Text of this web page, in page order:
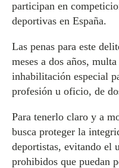
participan en
deportivas en España.
Las penas para este
meses a dos años,
inhabilitación especial
profesión u oficio, de
Para tenerlo claro y a
busca proteger la
deportistas, evitando el
prohibidos que puedan